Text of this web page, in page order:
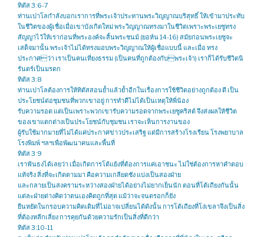
ทิตัส 3:6-7
ท่านเปาโลกำลังบอกเราการที่พระเจ้าประทานพระวิญญาณบริสุทธิ์ ให้เข้ามาประทับ
ในชีวิตของผู้เชื่อเมื่อเขาบังเกิดใหม่ พระวิญญาณทรงมาในชีวิตเพราะพระเยซูทรง
สัญญาไว้ให้เราก่อนที่พระองค์จะสิ้นพระชนม์ (ยอห์น 14-16) สมัยก่อนพระเยซูจะ
เสด็จมานั้น พระเจ้าไม่ได้ทรงมอบพระวิญญาณให้ผู้เชื่อแบบนี้ และเมื่อ ทรง
ประกาศว่า เราเป็นคนเที่ยงธรรม (เป็นคนที่ถูกต้องกับพระเจ้า) เราก็ได้รับชีวิตนิ
รันดร์เป็นมรดก
ทิตัส 3:8
ท่านเปาโลต้องการให้ทิตัสสอนย้ำแล้วย้ำอีกในเรื่องการใช้ชีวิตอย่างถูกต้อง ดี เป็น
ประโยชน์ต่อชุมชนที่พวกเขาอยู่ การทำดีไม่ได้เป็นเหตุให้พี่น้อง
รับความรอด แต่เป็นเพราะพวกเขารับความรอดจากพระเยซูคริสต์ จึงส่งผลให้ชีวิต
ของเขาแตกต่างเป็นประโยชน์กับชุมชน เราจะเห็นการงานของ
ผู้รับใช้มากมายที่ไม่ได้แค่ประกาศข่าวประเสริฐ แต่มีการสร้างโรงเรียน โรงพยาบาล
โรงพิมพ์ ฯลฯเพื่อพัฒนาคนและพื้นที่
ทิตัส 3:9
เราฟันธงได้เลยว่า เมื่อเกิดการโต้แย้งที่ต้องการแค่เอาชนะ ไม่ใช่ต้องการหาคำตอบ
แท้จริง สิ่งที่จะเกิดตามมา คือความเกลียดชัง แบ่งเป็นสองฝ่าย
และกลายเป็นสงครามระหว่างสองฝ่ายได้อย่างไม่ยากเย็นนัก ตอนที่โต้เถียงกันนั้น
แต่ละฝ่ายต่างคิดว่าตนเองคิดถูกที่สุด แม้ว่าจะจนตรอกก็ยัง
ยืนหยัดในกรอบความคิดเดิมที่ไม่อาจเปลี่ยนได้ดังนั้น การโต้เถียงที่โง่เขลาจึงเป็นสิ่ง
ที่ต้องหลีกเลี่ยง การคุยกันด้วยความรักเป็นสิ่งที่ดีกว่า
ทิตัส 3:10-11